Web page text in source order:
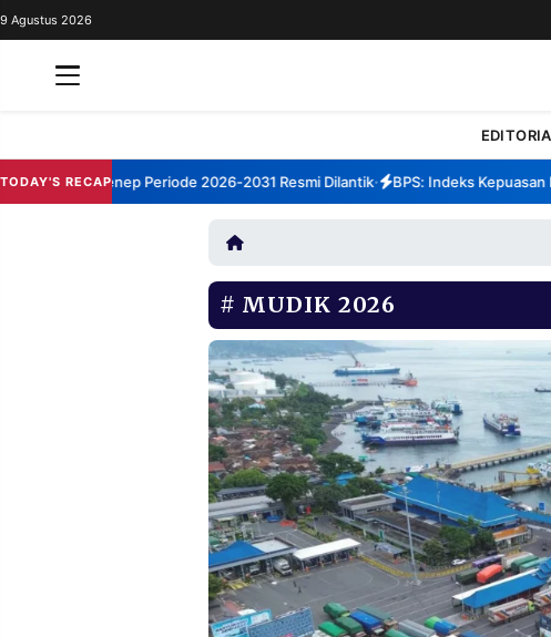
REDAKSI
PERSONA
NASIONAL
BERITA
WARGA
TULISAN
9 Agustus 2026
TODAY'S RECAP
TBM Sumenep Periode 2026-2031 Resmi Dilantik• BPS: Indeks Kepuasan
MUDIK 2026